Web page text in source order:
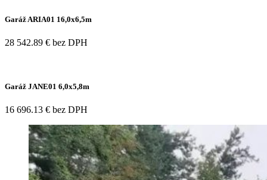
Garáž ARIA01 16,0x6,5m
28 542.89 € bez DPH
Garáž JANE01 6,0x5,8m
16 696.13 € bez DPH